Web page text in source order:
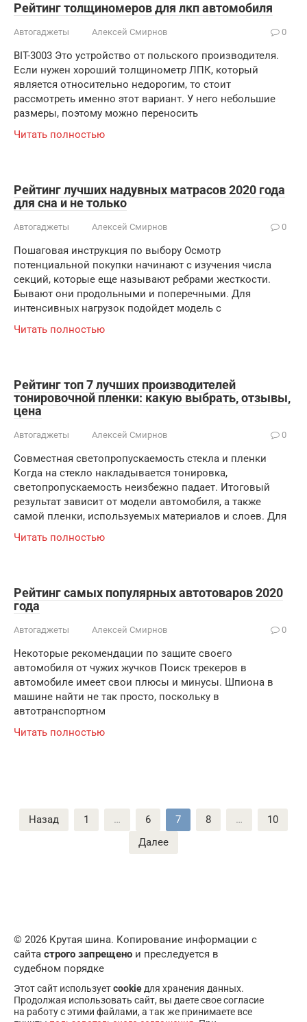
Рейтинг толщиномеров для лкп автомобиля
Автогаджеты Алексей Смирнов 0
BIT-3003 Это устройство от польского производителя.
Если нужен хороший толщинометр ЛПК, который
является относительно недорогим, то стоит
рассмотреть именно этот вариант. У него небольшие
размеры, поэтому можно переносить
Читать полностью
Рейтинг лучших надувных матрасов 2020 года
для сна и не только
Автогаджеты Алексей Смирнов 0
Пошаговая инструкция по выбору Осмотр
потенциальной покупки начинают с изучения числа
секций, которые еще называют ребрами жесткости.
Бывают они продольными и поперечными. Для
интенсивных нагрузок подойдет модель с
Читать полностью
Рейтинг топ 7 лучших производителей
тонировочной пленки: какую выбрать, отзывы,
цена
Автогаджеты Алексей Смирнов 0
Совместная светопропускаемость стекла и пленки
Когда на стекло накладывается тонировка,
светопропускаемость неизбежно падает. Итоговый
результат зависит от модели автомобиля, а также
самой пленки, используемых материалов и слоев. Для
Читать полностью
Рейтинг самых популярных автотоваров 2020
года
Автогаджеты Алексей Смирнов 0
Некоторые рекомендации по защите своего
автомобиля от чужих жучков Поиск трекеров в
автомобиле имеет свои плюсы и минусы. Шпиона в
машине найти не так просто, поскольку в
автотранспортном
Читать полностью
Пагинация
записей
Назад 1 … 6 7 8 …
10
Далее
© 2026 Крутая шина. Копирование информации с
сайта строго запрещено и преследуется в
судебном порядке
Этот сайт используетcookie для хранения данных.
Продолжая использовать сайт, вы даете свое согласие
на работу с этими файлами, а так же принимаете все